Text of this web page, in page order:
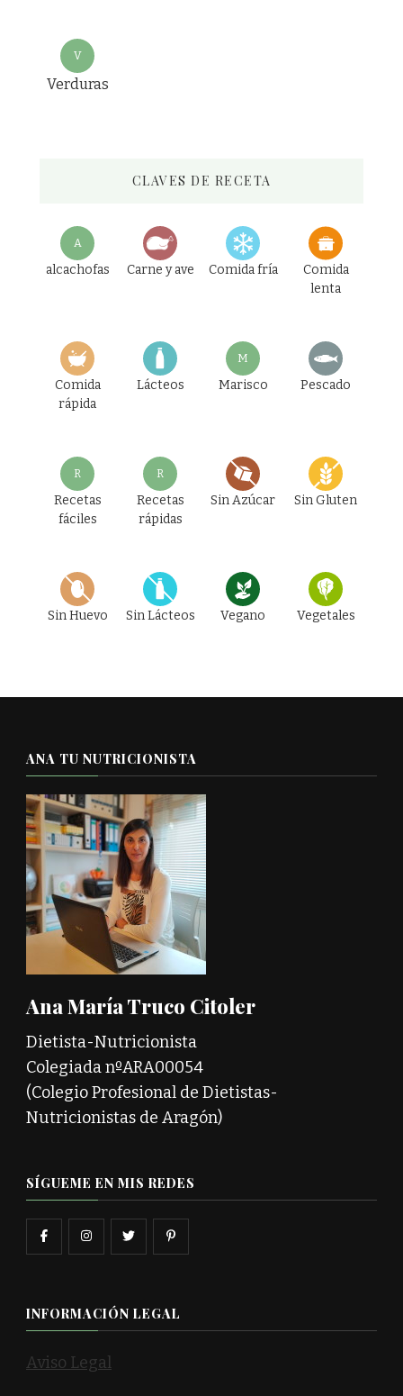
V
Verduras
CLAVES DE RECETA
A
alcachofas Carne y ave Comida fría
Comida
lenta
Comida
rápida
Lácteos
M
Marisco Pescado
R
Recetas
fáciles
R
Recetas
rápidas
Sin Azúcar Sin Gluten
Sin Huevo Sin Lácteos Vegano Vegetales
ANA TU NUTRICIONISTA
Ana María Truco Citoler
Dietista-Nutricionista
Colegiada nºARA00054
(Colegio Profesional de Dietistas-
Nutricionistas de Aragón)
SÍGUEME EN MIS REDES
INFORMACIÓN LEGAL
Aviso Legal